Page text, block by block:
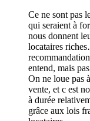
Ce ne sont pas
qui seraient à
nous donnent
locataires
entend, mais
On ne loue pas
vente, et c est
à durée
grâce aux lois